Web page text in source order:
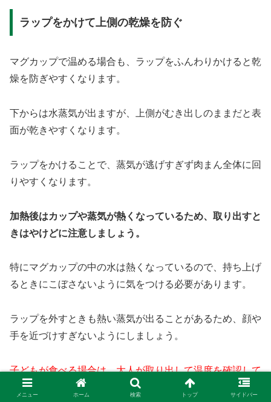
ラップをかけて上側の乾燥を防ぐ
マグカップで温める場合も、ラップをふんわりかけると乾
燥を防ぎやすくなります。
下からは水蒸気が出ますが、上側がむき出しのままだと表
面が乾きやすくなります。
ラップをかけることで、蒸気が逃げすぎず肉まん全体に回
りやすくなります。
加熱後はカップや蒸気が熱くなっているため、取り出すと
きはやけどに注意しましょう。
特にマグカップの中の水は熱くなっているので、持ち上げ
るときにこぼさないように気をつける必要があります。
ラップを外すときも熱い蒸気が出ることがあるため、顔や
手を近づけすぎないようにしましょう。
子どもが食べる場合は、大人が取り出して温度を確認して
から渡すと安心です。
メニュー ホーム 検索 トップ サイドバー